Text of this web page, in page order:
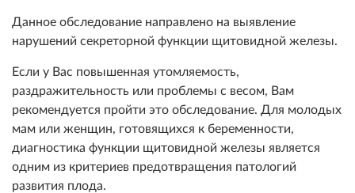
Данное обследование направлено на выявление
нарушений секреторной функции щитовидной железы.
Если у Вас повышенная утомляемость,
раздражительность или проблемы с весом, Вам
рекомендуется пройти это обследование. Для молодых
мам или женщин, готовящихся к беременности,
диагностика функции щитовидной железы является
одним из критериев предотвращения патологий
развития плода.